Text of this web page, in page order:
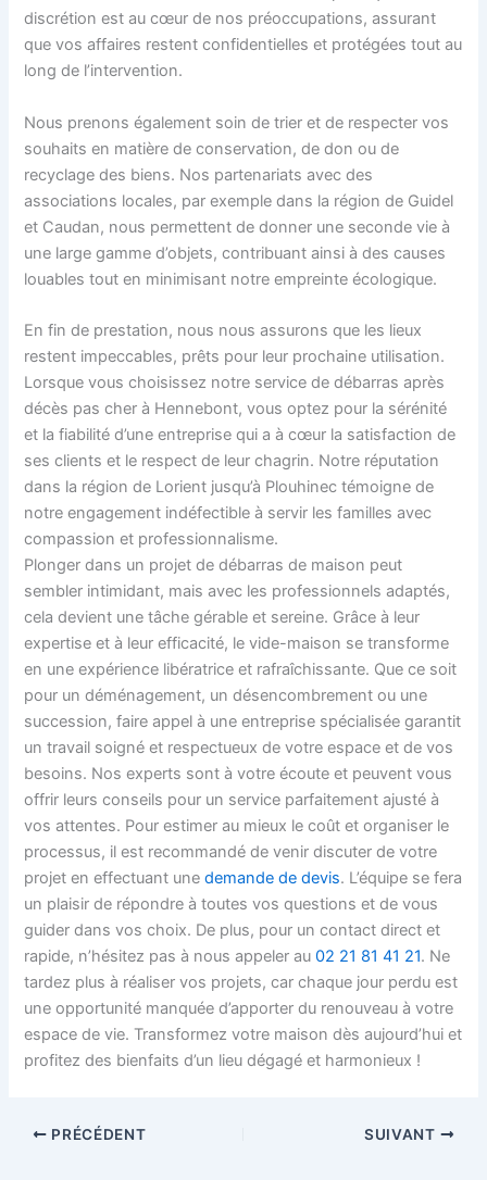
discrétion est au cœur de nos préoccupations, assurant
que vos affaires restent confidentielles et protégées tout au
long de l’intervention.
Nous prenons également soin de trier et de respecter vos
souhaits en matière de conservation, de don ou de
recyclage des biens. Nos partenariats avec des
associations locales, par exemple dans la région de Guidel
et Caudan, nous permettent de donner une seconde vie à
une large gamme d’objets, contribuant ainsi à des causes
louables tout en minimisant notre empreinte écologique.
En fin de prestation, nous nous assurons que les lieux
restent impeccables, prêts pour leur prochaine utilisation.
Lorsque vous choisissez notre service de débarras après
décès pas cher à Hennebont, vous optez pour la sérénité
et la fiabilité d’une entreprise qui a à cœur la satisfaction de
ses clients et le respect de leur chagrin. Notre réputation
dans la région de Lorient jusqu’à Plouhinec témoigne de
notre engagement indéfectible à servir les familles avec
compassion et professionnalisme.
Plonger dans un projet de débarras de maison peut
sembler intimidant, mais avec les professionnels adaptés,
cela devient une tâche gérable et sereine. Grâce à leur
expertise et à leur efficacité, le vide-maison se transforme
en une expérience libératrice et rafraîchissante. Que ce soit
pour un déménagement, un désencombrement ou une
succession, faire appel à une entreprise spécialisée garantit
un travail soigné et respectueux de votre espace et de vos
besoins. Nos experts sont à votre écoute et peuvent vous
offrir leurs conseils pour un service parfaitement ajusté à
vos attentes. Pour estimer au mieux le coût et organiser le
processus, il est recommandé de venir discuter de votre
projet en effectuant unedemande de devis. L’équipe se fera
un plaisir de répondre à toutes vos questions et de vous
guider dans vos choix. De plus, pour un contact direct et
rapide, n’hésitez pas à nous appeler au02 21 81 41 21. Ne
tardez plus à réaliser vos projets, car chaque jour perdu est
une opportunité manquée d’apporter du renouveau à votre
espace de vie. Transformez votre maison dès aujourd’hui et
profitez des bienfaits d’un lieu dégagé et harmonieux !
PRÉCÉDENT SUIVANT